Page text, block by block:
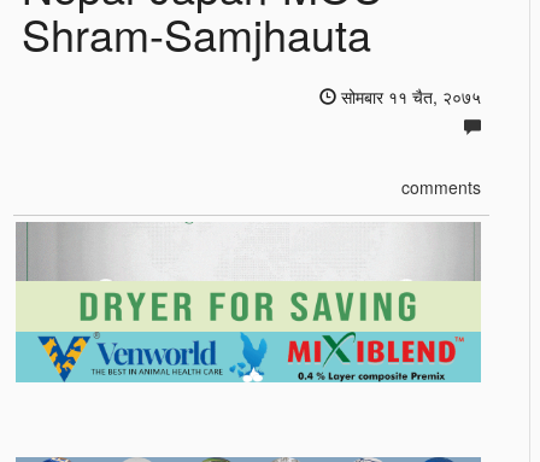
Shram-Samjhauta
सोमबार ११ चैत, २०७५
comments